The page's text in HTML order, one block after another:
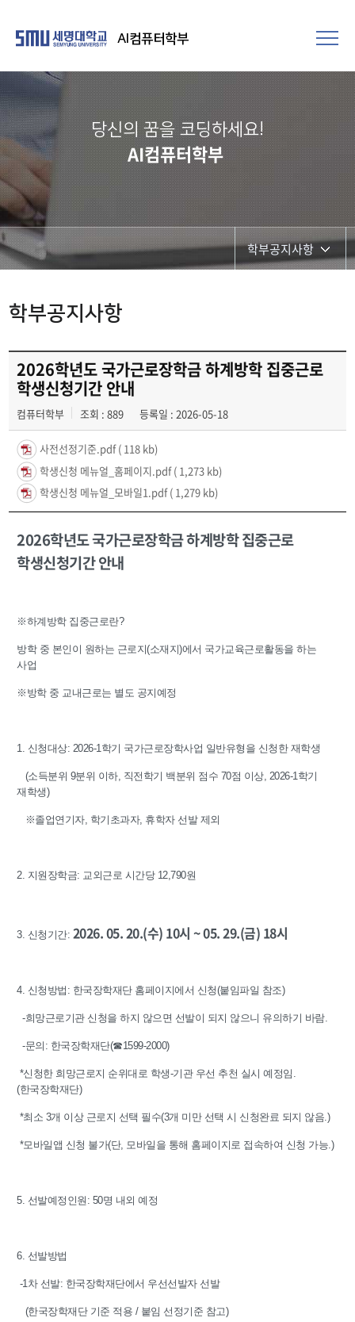
AI컴퓨터학부
당신의 꿈을 코딩하세요!
AI컴퓨터학부
학부공지사항
학부공지사항
2026학년도 국가근로장학금 하계방학 집중근로
학생신청기간 안내
컴퓨터학부 조회 : 889 등록일 : 2026-05-18
사전선정기준.pdf( 118 kb)
학생신청 메뉴얼_홈페이지.pdf( 1,273 kb)
학생신청 메뉴얼_모바일1.pdf( 1,279 kb)
2026학년도 국가근로장학금 하계방학 집중근로
학생신청기간 안내
※하계방학 집중근로란?
방학 중 본인이 원하는 근로지(소재지)에서 국가교육근로활동을 하는
사업
※방학 중 교내근로는 별도 공지예정
1. 신청대상: 2026-1학기 국가근로장학사업 일반유형을 신청한 재학생
(소득분위 9분위 이하, 직전학기 백분위 점수 70점 이상, 2026-1학기
재학생)
※졸업연기자, 학기초과자, 휴학자 선발 제외
2. 지원장학금: 교외근로 시간당 12,790원
3. 신청기간: 2026. 05. 20.(수) 10시 ~ 05. 29.(금) 18시
4. 신청방법: 한국장학재단 홈페이지에서 신청(붙임파일 참조)
-희망근로기관 신청을 하지 않으면 선발이 되지 않으니 유의하기 바람.
-문의: 한국장학재단(☎1599-2000)
*신청한 희망근로지 순위대로 학생-기관 우선 추천 실시 예정임.
(한국장학재단)
*최소 3개 이상 근로지 선택 필수(3개 미만 선택 시 신청완료 되지 않음.)
*모바일앱 신청 불가(단, 모바일을 통해 홈페이지로 접속하여 신청 가능.)
5. 선발예정인원: 50명 내외 예정
6. 선발방법
-1차 선발: 한국장학재단에서 우선선발자 선발
(한국장학재단 기준 적용 / 붙임 선정기준 참고)